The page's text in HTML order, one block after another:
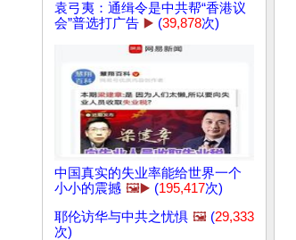
袁弓夷：通缉令是中共帮“香港议
会”普选打广告 ▶️ (39,878次)
中国真实的失业率能给世界一个
小小的震撼 🖼️▶️ (195,417次)
耶伦访华与中共之忧惧 🖼️ (29,333
次)